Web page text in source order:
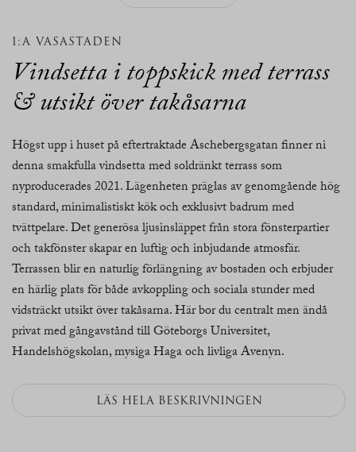
1:A VASASTADEN
Vindsetta i toppskick med terrass
& utsikt över takåsarna
Högst upp i huset på eftertraktade Aschebergsgatan finner ni
denna smakfulla vindsetta med soldränkt terrass som
nyproducerades 2021. Lägenheten präglas av genomgående hög
standard, minimalistiskt kök och exklusivt badrum med
tvättpelare. Det generösa ljusinsläppet från stora fönsterpartier
och takfönster skapar en luftig och inbjudande atmosfär.
Terrassen blir en naturlig förlängning av bostaden och erbjuder
en härlig plats för både avkoppling och sociala stunder med
vidsträckt utsikt över takåsarna. Här bor du centralt men ändå
privat med gångavstånd till Göteborgs Universitet,
Handelshögskolan, mysiga Haga och livliga Avenyn.
LÄS HELA BESKRIVNINGEN